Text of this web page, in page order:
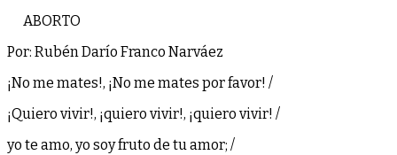
ABORTO
Por: Rubén Darío Franco Narváez
¡No me mates!, ¡No me mates por favor! /
¡Quiero vivir!, ¡quiero vivir!, ¡quiero vivir! /
yo te amo, yo soy fruto de tu amor; /